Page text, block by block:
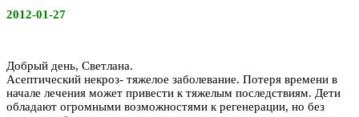
2012-01-27
Добрый день, Светлана.
Асептический некроз- тяжелое заболевание. Потеря времени в
начале лечения может привести к тяжелым последствиям. Дети
обладают огромными возможностями к регенерации, но без